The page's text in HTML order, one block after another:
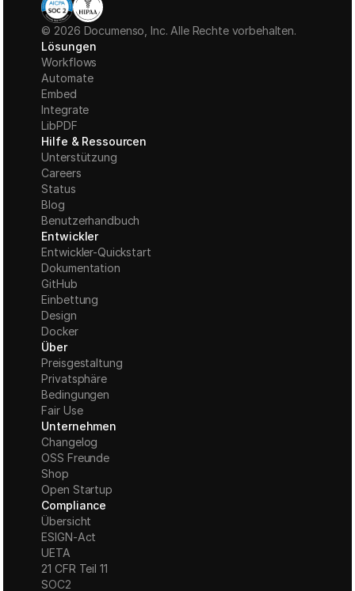
© 2026 Documenso, Inc. Alle Rechte vorbehalten.
Lösungen
Workflows
Automate
Embed
Integrate
LibPDF
Hilfe & Ressourcen
Unterstützung
Careers
Status
Blog
Benutzerhandbuch
Entwickler
Entwickler-Quickstart
Dokumentation
GitHub
Einbettung
Design
Docker
Über
Preisgestaltung
Privatsphäre
Bedingungen
Fair Use
Unternehmen
Changelog
OSS Freunde
Shop
Open Startup
Compliance
Übersicht
ESIGN-Act
UETA
21 CFR Teil 11
SOC2